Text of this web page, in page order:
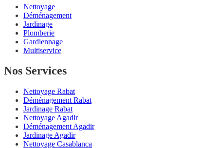
Nettoyage
Déménagement
Jardinage
Plomberie
Gardiennage
Multiservice
Nos Services
Nettoyage Rabat
Déménagement Rabat
Jardinage Rabat
Nettoyage Agadir
Déménagement Agadir
Jardinage Agadir
Nettoyage Casablanca